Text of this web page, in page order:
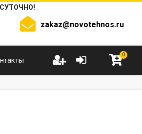
zakaz@novotehnos.ru
0